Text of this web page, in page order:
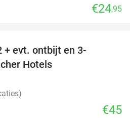
€24,95
+ evt. ontbijt en 3-
Hotels
€45